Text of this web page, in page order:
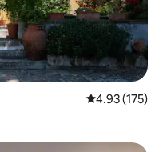
Calificación
4.93 (175)